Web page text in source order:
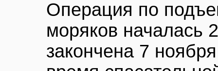
Операция по
моряков началась
закончена 7